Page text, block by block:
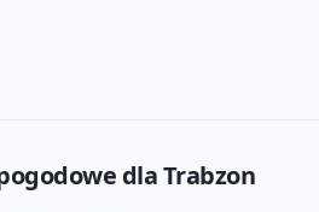
dlaTrabzon